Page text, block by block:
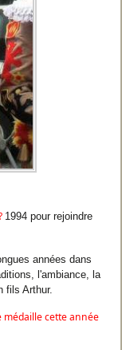
1994 pour rejoindre
années dans
l'ambiance, la
fils Arthur.
cette année